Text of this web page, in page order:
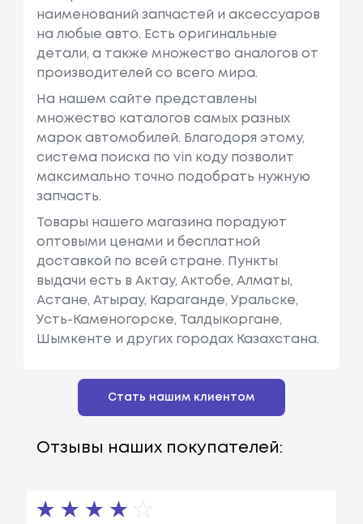
наименований запчастей и аксессуаров
на любые авто. Есть оригинальные
детали, а также множество аналогов от
производителей со всего мира.
На нашем сайте представлены
множество каталогов самых разных
марок автомобилей. Благодоря этому,
система поиска по vin коду позволит
максимально точно подобрать нужную
запчасть.
Товары нашего магазина порадуют
оптовыми ценами и бесплатной
доставкой по всей стране. Пункты
выдачи есть в Актау, Актобе, Алматы,
Астане, Атырау, Караганде, Уральске,
Усть-Каменогорске, Талдыкоргане,
Шымкенте и других городах Казахстана.
Стать нашим клиентом
Отзывы наших покупателей: